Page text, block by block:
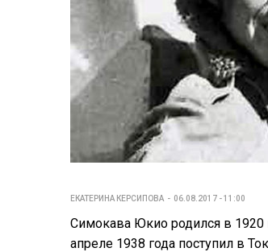
ЕКАТЕРИНА КЕРСИПОВА 06.08.2017 - 11:00
Симокава Юкио родился в
апреле 1938 года поступил в